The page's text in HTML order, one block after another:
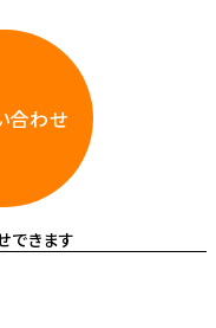
合わせ
できます